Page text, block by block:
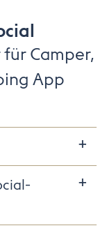
Camper,
App